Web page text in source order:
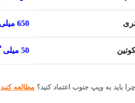
650 میلی آمپر
50 میلی گرم
چرا باید به ویپ جنوب اعتماد کنید؟ مطالعه کنید